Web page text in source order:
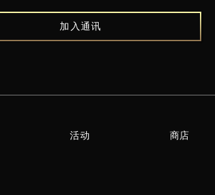
加入通讯
活动 商店